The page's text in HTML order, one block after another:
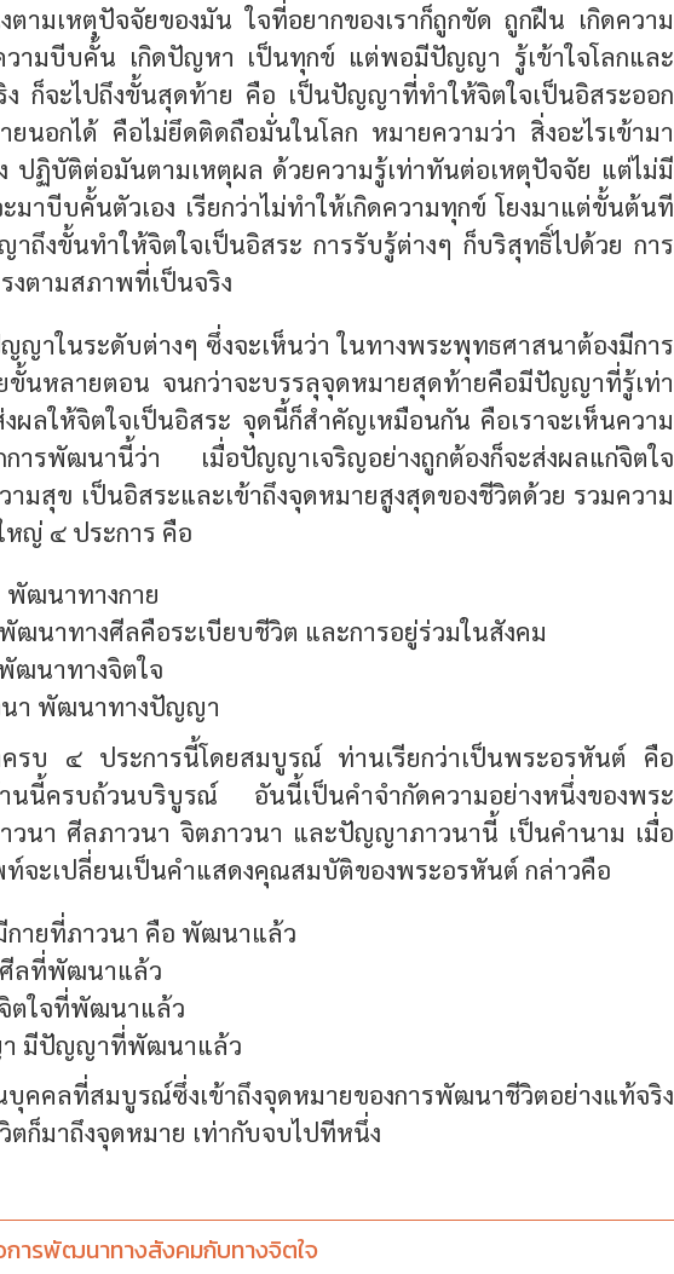
ตามเหตุปัจจัยของมัน ใจที่อยากของเราก็ถูกขัด ถูกฝืน เกิดความ
วามบีบคั้น เกิดปัญหา เป็นทุกข์ แต่พอมีปัญญา รู้เข้าใจโลกและ
ง ก็จะไปถึงขั้นสุดท้าย คือ เป็นปัญญาที่ทำให้จิตใจเป็นอิสระออก
ยนอกได้ คือไม่ยึดติดถือมั่นในโลก หมายความว่า สิ่งอะไรเข้ามา
ง ปฏิบัติต่อมันตามเหตุผล ด้วยความรู้เท่าทันต่อเหตุปัจจัย แต่ไม่มี
าบีบคั้นตัวเอง เรียกว่าไม่ทำให้เกิดความทุกข์ โยงมาแต่ขั้นต้นที
ถึงขั้นทำให้จิตใจเป็นอิสระ การรับรู้ต่างๆ ก็บริสุทธิ์ไปด้วย การ
งตามสภาพที่เป็นจริง
ญาในระดับต่างๆ ซึ่งจะเห็นว่า ในทางพระพุทธศาสนาต้องมีการ
หลายตอน จนกว่าจะบรรลุจุดหมายสุดท้ายคือมีปัญญาที่รู้เท่า
ผลให้จิตใจเป็นอิสระ จุดนี้ก็สำคัญเหมือนกัน คือเราจะเห็นความ
กการพัฒนานี้ว่า เมื่อปัญญาเจริญอย่างถูกต้องก็จะส่งผลแก่จิตใจ
ามสุข เป็นอิสระและเข้าถึงจุดหมายสูงสุดของชีวิตด้วย รวมความ
ญ่ ๔ ประการ คือ
พัฒนาทางกาย
ฒนาทางศีลคือระเบียบชีวิต และการอยู่ร่วมในสังคม
ฒนาทางจิตใจ
า พัฒนาทางปัญญา
ครบ ๔ ประการนี้โดยสมบูรณ์ ท่านเรียกว่าเป็นพระอรหันต์ คือ
นี้ครบถ้วนบริบูรณ์ อันนี้เป็นคำจำกัดความอย่างหนึ่งของพระ
วนา ศีลภาวนา จิตภาวนา และปัญญาภาวนานี้ เป็นคำนาม เมื่อ
จะเปลี่ยนเป็นคำแสดงคุณสมบัติของพระอรหันต์ กล่าวคือ
กายที่ภาวนา คือ พัฒนาแล้ว
ลที่พัฒนาแล้ว
ตใจที่พัฒนาแล้ว
มีปัญญาที่พัฒนาแล้ว
คคลที่สมบูรณ์ซึ่งเข้าถึงจุดหมายของการพัฒนาชีวิตอย่างแท้จริง
ก็มาถึงจุดหมาย เท่ากับจบไปทีหนึ่ง
การพัฒนาทางสังคมกับทางจิตใจ